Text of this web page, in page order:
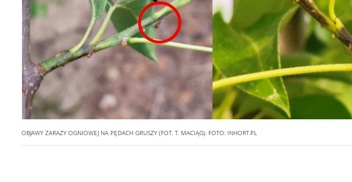
OBJAWY ZARAZY OGNIOWEJ NA PĘDACH GRUSZY (FOT. T. MACIĄG). FOTO: INHORT.PL